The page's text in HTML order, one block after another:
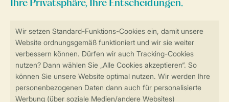
Urlaub mit Kindern
Service